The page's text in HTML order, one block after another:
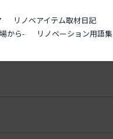
リノベアイテム取材日記
から-
リノベーション用語集